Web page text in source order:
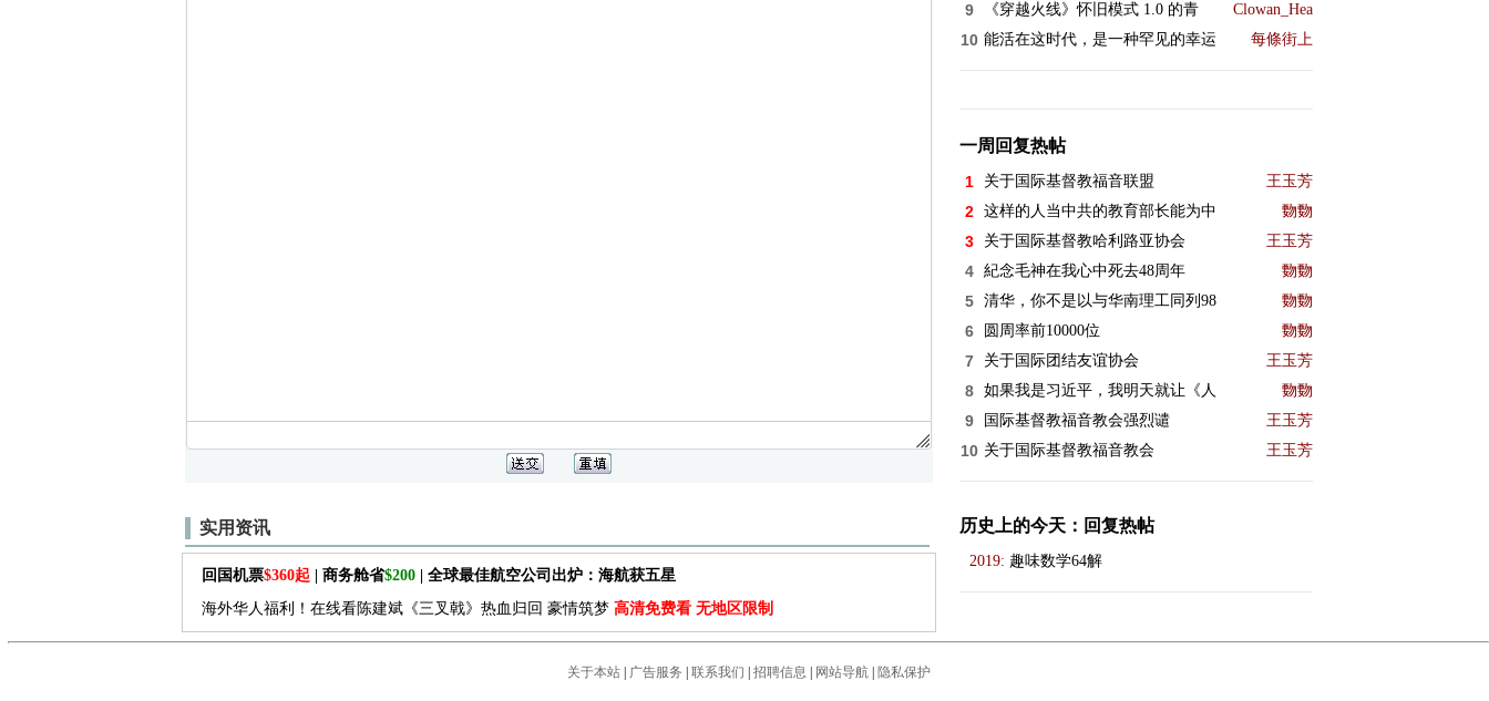
实用资讯
回国机票$360起 | 商务舱省$200| 全球最佳航空公司出炉：海航获五星
海外华人福利！在线看陈建斌《三叉戟》热血归回 豪情筑梦 高清免费看 无地区限制
9 《穿越火线》怀旧模式 1.0 的青 Clowan_Hea
10 能活在这时代，是一种罕见的幸运 每條街上
一周回复热帖
1 关于国际基督教福音联盟 王玉芳
2 这样的人当中共的教育部长能为中 覅覅
3 关于国际基督教哈利路亚协会 王玉芳
4 紀念毛神在我心中死去48周年 覅覅
5 清华，你不是以与华南理工同列98 覅覅
6 圆周率前10000位 覅覅
7 关于国际团结友谊协会 王玉芳
8 如果我是习近平，我明天就让《人 覅覅
9 国际基督教福音教会强烈谴 王玉芳
10 关于国际基督教福音教会 王玉芳
历史上的今天：回复热帖
2019: 趣味数学64解
关于本站| 广告服务 联系我们 招聘信息 网站导航| 隐私保护